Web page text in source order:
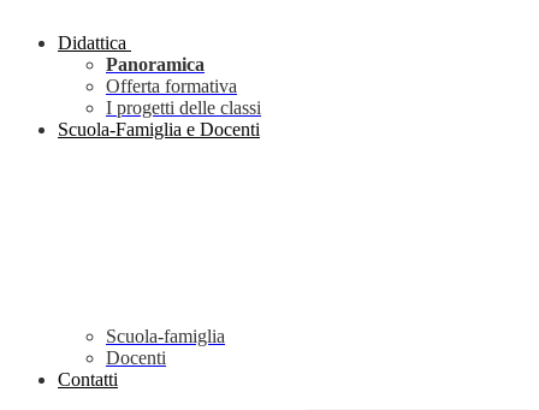
Didattica
Panoramica
Offerta formativa
I progetti delle classi
Scuola-Famiglia e Docenti
Scuola-famiglia
Docenti
Contatti